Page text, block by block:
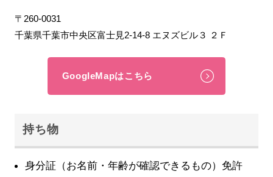
〒260-0031
千葉県千葉市中央区富士見2-14-8 エヌズビル３ ２Ｆ
GoogleMapはこちら
持ち物
身分証（お名前・年齢が確認できるもの）免許